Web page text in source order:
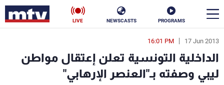
PROGRAMS
NEWSCASTS
LIVE
17 Jun 2013
16:01 PM
الداخلية التونسية تعلن إعتقال مواطن
ليبي وصفته بـ"العنصر الإرهابي"
en
الأخبار